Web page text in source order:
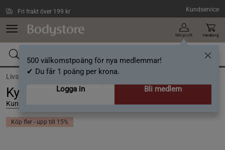
Fri frakt över 199 kr Kundservice
Min profil
500 välkomstpoäng för nya medlemmar!
✔ Du får 1 poäng per krona.
Logga in
Bli medlem
Varukorg
Livsmedel /Matlagning / Buljong
Kycklingbuljong Tärning 6-pack
Kung Markatta
Köp fler - upp till 15%